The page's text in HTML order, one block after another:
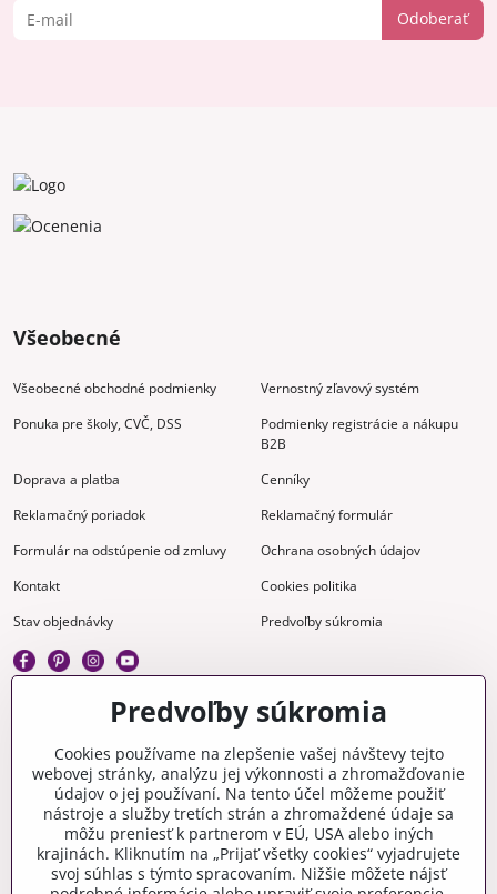
Odoberať
Všeobecné
Všeobecné obchodné podmienky
Vernostný zľavový systém
Ponuka pre školy, CVČ, DSS
Podmienky registrácie a nákupu
B2B
Doprava a platba
Cenníky
Reklamačný poriadok
Reklamačný formulár
Formulár na odstúpenie od zmluvy
Ochrana osobných údajov
Kontakt
Cookies politika
Stav objednávky
Predvoľby súkromia
Gravírovanie
Materiály na stiahnutie
Videonávody
Blog
Kreatívna poradňa
Predvoľby súkromia
Cookies používame na zlepšenie vašej návštevy tejto
webovej stránky, analýzu jej výkonnosti a zhromažďovanie
údajov o jej používaní. Na tento účel môžeme použiť
nástroje a služby tretích strán a zhromaždené údaje sa
môžu preniesť k partnerom v EÚ, USA alebo iných
krajinách. Kliknutím na „Prijať všetky cookies“ vyjadrujete
svoj súhlas s týmto spracovaním. Nižšie môžete nájsť